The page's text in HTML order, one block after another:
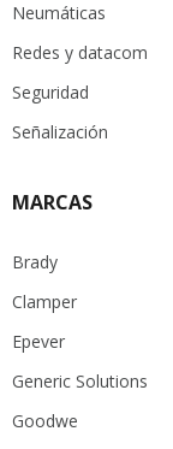
Neumáticas
Redes y datacom
Seguridad
Señalización
MARCAS
Brady
Clamper
Epever
Generic Solutions
Goodwe